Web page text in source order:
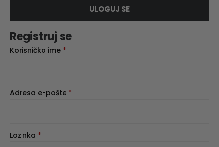
ULOGUJ SE
Registruj se
Korisničko ime *
Adresa e-pošte *
Lozinka *